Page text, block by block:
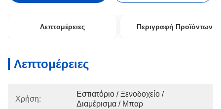
Λεπτομέρειες Περιγραφή Προϊόντων
Λεπτομέρειες
Χρήση:
Εστιατόριο / Ξενοδοχείο /
Διαμέρισμα / Μπαρ